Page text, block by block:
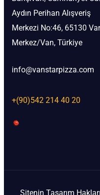
Aydın Perihan Alışveriş
Merkezi No:46, 65130
Merkez/Van, Türkiye
info@vanstarpizza.com
+(90)542 214 40 20
Sitenin Tasarım